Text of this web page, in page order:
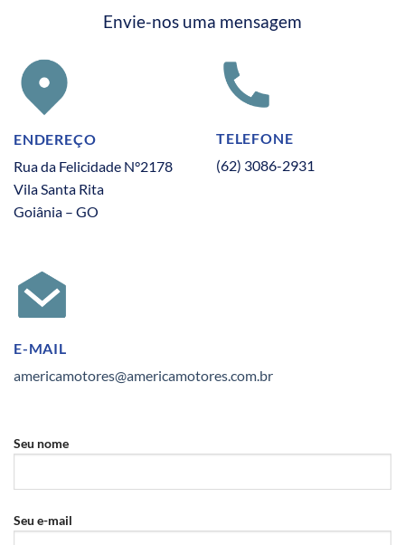
Envie-nos uma mensagem
ENDEREÇO
Rua da Felicidade N°2178
Vila Santa Rita
Goiânia – GO
TELEFONE
(62) 3086-2931
E-MAIL
americamotores@americamotores.com.br
Seu nome
Seu e-mail